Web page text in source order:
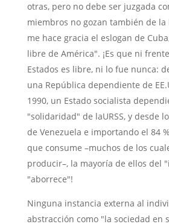
otras, pero no debe ser juzgada
miembros no gozan también de la
me hace gracia el eslogan de
libre de América". ¡Es que ni
Estados es libre, ni lo fue nunca:
una República dependiente de
1990, un Estado socialista
"solidaridad" de laURSS, y desde
de Venezuela e importando el 84
que consume –muchos de los
producir–, la mayoría de ellos del
"aborrece"!
Ninguna instancia externa al
abstracción como "la sociedad en